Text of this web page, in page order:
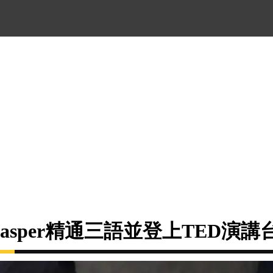
精通三語並登上TED演講